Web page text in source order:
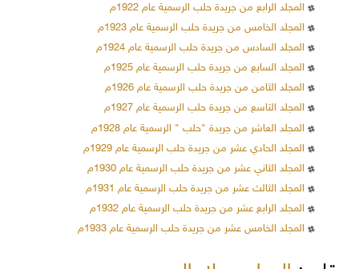
المجلد الرابع من جريدة حلب الرسمية عام 1922م
المجلد الخامس من جريدة حلب الرسمية عام 1923م
المجلد السادس من جريدة حلب الرسمية عام 1924م
المجلد السابع من جريدة حلب الرسمية عام 1925م
المجلد الثامن من جريدة حلب الرسمية عام 1926م
المجلد التاسع من جريدة حلب الرسمية عام 1927م
المجلد العاشر من جريدة "حلب " الرسمية عام 1928م
المجلد الحادي عشر من جريدة حلب الرسمية عام 1929م
المجلد الثاني عشر من جريدة حلب الرسمية عام 1930م
المجلد الثالث عشر من جريدة حلب الرسمية عام 1931م
المجلد الرابع عشر من جريدة حلب الرسمية عام 1932م
المجلد الخامس عشر من جريدة حلب الرسمية عام 1933م